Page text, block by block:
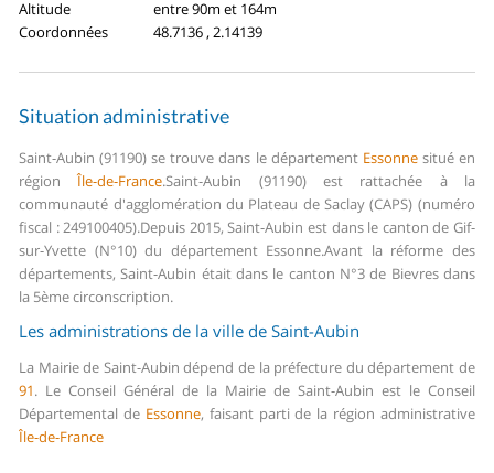
Altitude
entre 90m et 164m
Coordonnées
48.7136 , 2.14139
Situation administrative
Saint-Aubin (91190) se trouve dans le département Essonnesitué en
régionÎle-de-France.Saint-Aubin (91190) est rattachée à la
communauté d'agglomération du Plateau de Saclay (CAPS) (numéro
fiscal : 249100405).Depuis 2015, Saint-Aubin est dans le canton de Gif-
sur-Yvette (N°10) du département Essonne.Avant la réforme des
départements, Saint-Aubin était dans le canton N°3 de Bievres dans
la 5ème circonscription.
Les administrations de la ville de Saint-Aubin
La Mairie de Saint-Aubin dépend de la préfecture du département de
91. Le Conseil Général de la Mairie de Saint-Aubin est le Conseil
Départemental de Essonne, faisant parti de la région administrative
Île-de-France